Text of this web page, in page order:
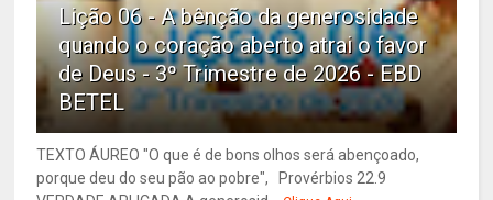
Lição 06 - A bênção da generosidade
quando o coração aberto atrai o favor
de Deus - 3º Trimestre de 2026 - EBD
BETEL
TEXTO ÁUREO "O que é de bons olhos será abençoado,
porque deu do seu pão ao pobre", Provérbios 22.9